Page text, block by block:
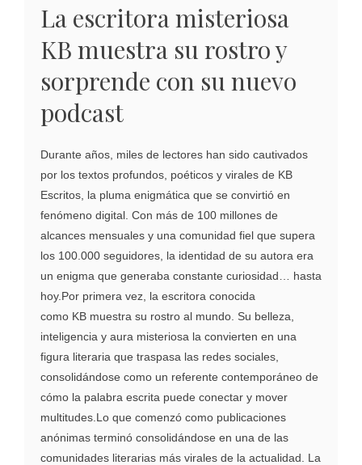
La escritora misteriosa
KB muestra su rostro y
sorprende con su nuevo
podcast
Durante años, miles de lectores han sido cautivados
por los textos profundos, poéticos y virales de KB
Escritos, la pluma enigmática que se convirtió en
fenómeno digital. Con más de 100 millones de
alcances mensuales y una comunidad fiel que supera
los 100.000 seguidores, la identidad de su autora era
un enigma que generaba constante curiosidad… hasta
hoy.Por primera vez, la escritora conocida
como KB muestra su rostro al mundo. Su belleza,
inteligencia y aura misteriosa la convierten en una
figura literaria que traspasa las redes sociales,
consolidándose como un referente contemporáneo de
cómo la palabra escrita puede conectar y mover
multitudes.Lo que comenzó como publicaciones
anónimas terminó consolidándose en una de las
comunidades literarias más virales de la actualidad. La